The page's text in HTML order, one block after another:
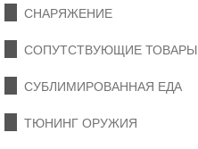
СНАРЯЖЕНИЕ
СОПУТСТВУЮЩИЕ ТОВАРЫ
СУБЛИМИРОВАННАЯ ЕДА
ТЮНИНГ ОРУЖИЯ